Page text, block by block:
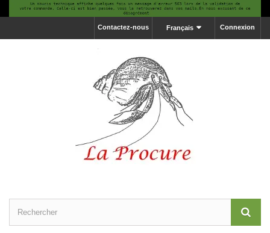
Connexion
Français
Contactez-nous